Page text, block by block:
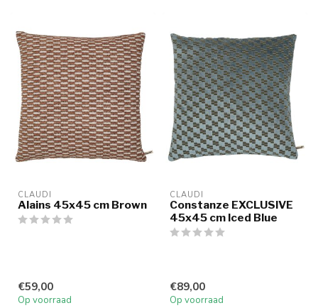
CLAUDI
Alains 45x45 cm Brown
€59,00
Op voorraad
CLAUDI
Constanze EXCLUSIVE
45x45 cm Iced Blue
€89,00
Op voorraad